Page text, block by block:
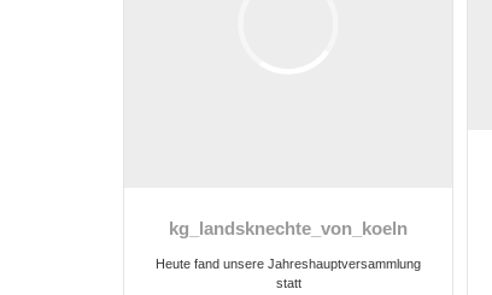
kg_landsknechte_von_koeln
Heute fand unsere Jahreshauptversammlung
statt